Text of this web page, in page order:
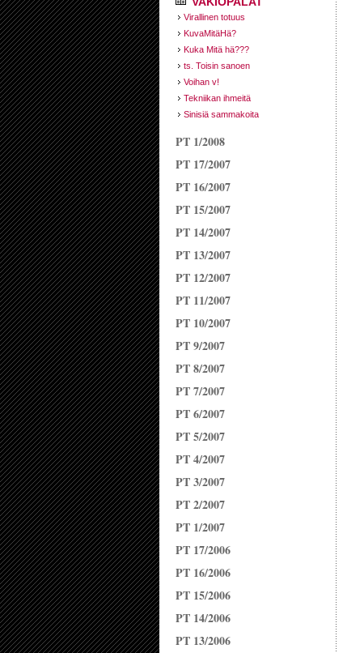
Virallinen totuus
KuvaMitäHä?
Kuka Mitä hä???
ts. Toisin sanoen
Voihan v!
Tekniikan ihmeitä
Sinisiä sammakoita
PT 1/2008
PT 17/2007
PT 16/2007
PT 15/2007
PT 14/2007
PT 13/2007
PT 12/2007
PT 11/2007
PT 10/2007
PT 9/2007
PT 8/2007
PT 7/2007
PT 6/2007
PT 5/2007
PT 4/2007
PT 3/2007
PT 2/2007
PT 1/2007
PT 17/2006
PT 16/2006
PT 15/2006
PT 14/2006
PT 13/2006